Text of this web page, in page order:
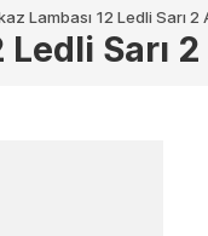
Lambası 12 Ledli Sarı 2
Sarı